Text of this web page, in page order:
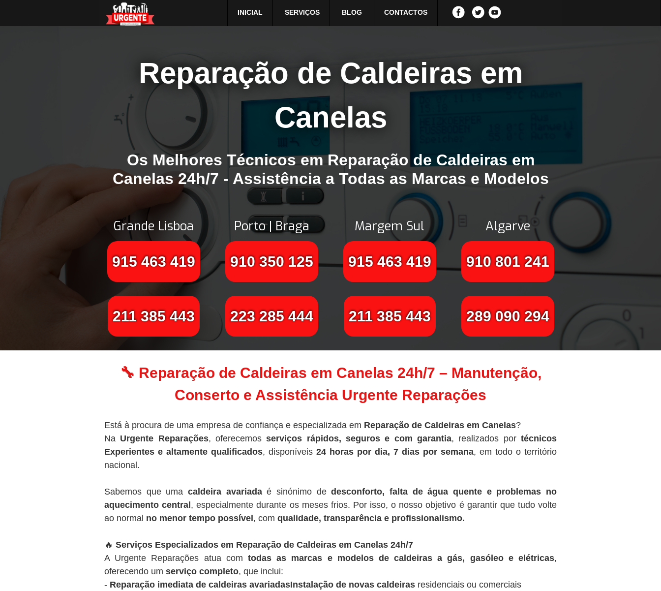
INICIAL SERVIÇOS BLOG CONTACTOS
Reparação de Caldeiras em
Canelas
Os Melhores Técnicos em Reparação de Caldeiras em
Canelas 24h/7 - Assistência a Todas as Marcas e Modelos
Grande Lisboa
915 463 419
211 385 443
Porto | Braga
910 350 125
223 285 444
Margem Sul
915 463 419
211 385 443
Algarve
910 801 241
289 090 294
🔧 Reparação de Caldeiras em Canelas 24h/7 – Manutenção,
Conserto e Assistência Urgente Reparações
Está à procura de uma empresa de confiança e especializada em Reparação de Caldeiras em Canelas?
Na Urgente Reparações, oferecemosserviços rápidos, seguros e com garantia, realizados portécnicos
Experientes e altamente qualificados, disponíveis 24 horas por dia, 7 dias por semana, em todo o território
nacional.
Sabemos que uma caldeira avariadaé sinónimo dedesconforto, falta de água quente e problemas no
aquecimento central , especialmente durante os meses frios. Por isso, o nosso objetivo é garantir que tudo volte
ao normal no menor tempo possível , com qualidade, transparência e profissionalismo.
🔥 Serviços Especializados em Reparação de Caldeiras em Canelas 24h/7
A Urgente Reparações atua com todas as marcas e modelos de caldeiras a gás, gasóleo e elétricas,
oferecendo um serviço completo, que inclui:
- Reparação imediata de caldeiras avariadasInstalação de novas caldeiras residenciais ou comerciais